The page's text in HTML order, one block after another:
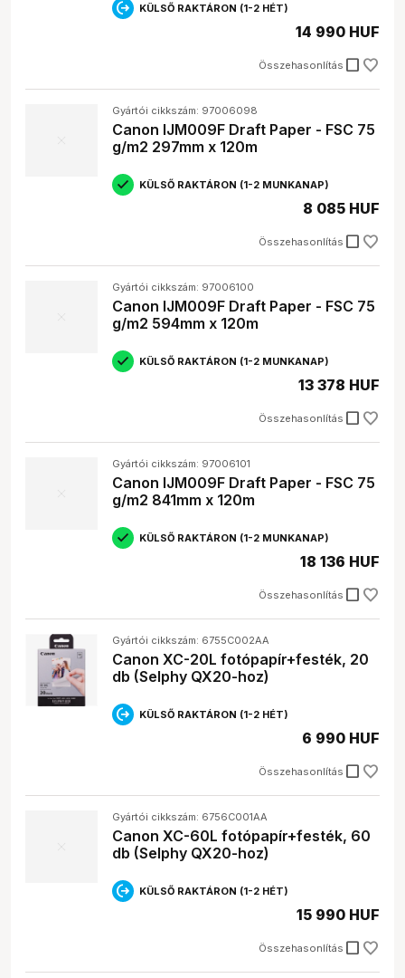
KÜLSŐ RAKTÁRON (1-2 HÉT)
Összehasonlítás check_box_outline_blank
14 990 HUF
Gyártói cikkszám: 97006098
Canon IJM009F Draft Paper - FSC 75
g/m2 297mm x 120m
KÜLSŐ RAKTÁRON (1-2 MUNKANAP)
Összehasonlítás check_box_outline_blank
8 085 HUF
Gyártói cikkszám: 97006100
Canon IJM009F Draft Paper - FSC 75
g/m2 594mm x 120m
KÜLSŐ RAKTÁRON (1-2 MUNKANAP)
Összehasonlítás check_box_outline_blank
13 378 HUF
Gyártói cikkszám: 97006101
Canon IJM009F Draft Paper - FSC 75
g/m2 841mm x 120m
KÜLSŐ RAKTÁRON (1-2 MUNKANAP)
Összehasonlítás check_box_outline_blank
18 136 HUF
Gyártói cikkszám: 6755C002AA
Canon XC-20L fotópapír+festék, 20
db (Selphy QX20-hoz)
KÜLSŐ RAKTÁRON (1-2 HÉT)
Összehasonlítás check_box_outline_blank
6 990 HUF
Gyártói cikkszám: 6756C001AA
Canon XC-60L fotópapír+festék, 60
db (Selphy QX20-hoz)
KÜLSŐ RAKTÁRON (1-2 HÉT)
Összehasonlítás check_box_outline_blank
15 990 HUF